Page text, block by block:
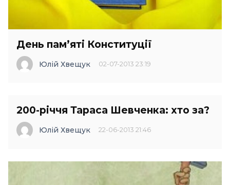
День пам’яті Конституції
Юлій Хвещук 02-07-2013 23:19
200-річчя Тараса Шевченка: хто за?
Юлій Хвещук 22-06-2013 21:46